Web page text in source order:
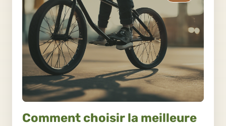
Comment choisir la meilleure